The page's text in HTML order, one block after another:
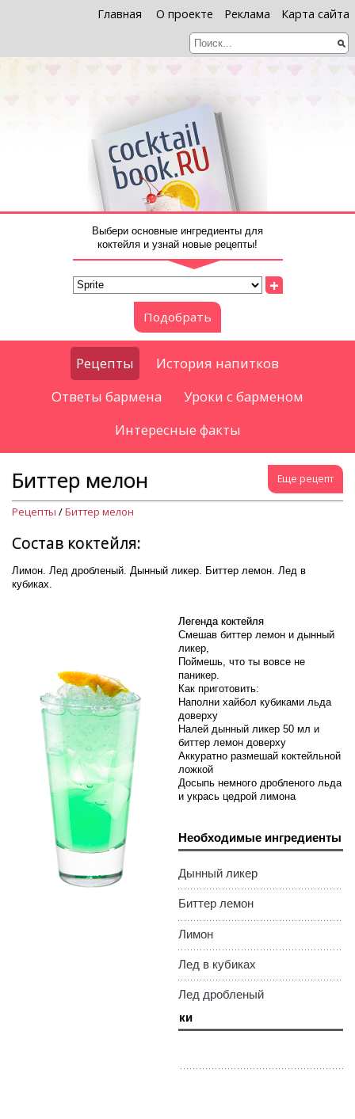
Главная О проекте Реклама Карта сайта
Выбери основные ингредиенты для
коктейля и узнай новые рецепты!
+
Подобрать
Рецепты
История напитков
Ответы бармена
Уроки с барменом
Интересные факты
Еще рецепт
Биттер мелон
Рецепты /Биттер мелон
Состав коктейля:
Лимон. Лед дробленый. Дынный ликер. Биттер лемон. Лед в
кубиках.
Легенда коктейля
Смешав биттер лемон и дынный
ликер,
Поймешь, что ты вовсе не
паникер.
Как приготовить:
Наполни хайбол кубиками льда
доверху
Налей дынный ликер 50 мл и
биттер лемон доверху
Аккуратно размешай коктейльной
ложкой
Досыпь немного дробленого льда
и укрась цедрой лимона
Необходимые ингредиенты
Дынный ликер
Биттер лемон
Лимон
Лед в кубиках
Лед дробленый
Необходимые штучки